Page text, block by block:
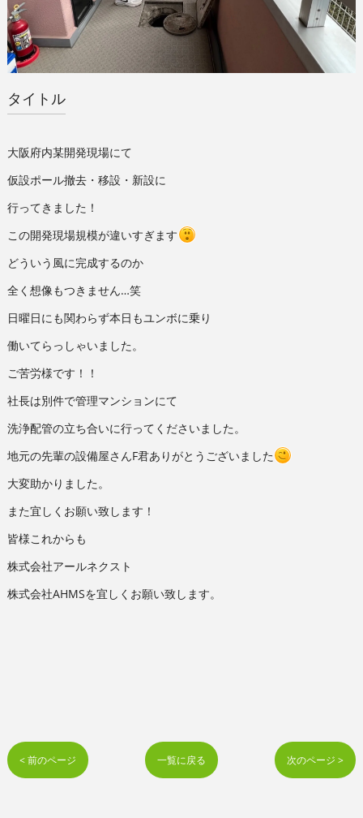
タイトル
大阪府内某開発現場にて
仮設ポール撤去・移設・新設に
行ってきました！
この開発現場規模が違いすぎます
どういう風に完成するのか
全く想像もつきません…笑
日曜日にも関わらず本日もユンボに乗り
働いてらっしゃいました。
ご苦労様です！！
社長は別件で管理マンションにて
洗浄配管の立ち合いに行ってくださいました。
地元の先輩の設備屋さんF君ありがとうございました
大変助かりました。
また宜しくお願い致します！
皆様これからも
株式会社アールネクスト
株式会社AHMSを宜しくお願い致します。
< 前のページ 一覧に戻る 次のページ >